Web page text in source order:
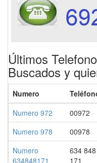
Últimos
Buscados y
Numero
Numero 972
00972
Numero 978
00978
Numero
634848171
634 848
171